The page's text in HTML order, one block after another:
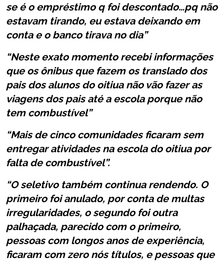
se é o empréstimo q foi descontado…pq não
estavam tirando, eu estava deixando em
conta e o banco tirava no dia”
“Neste exato momento recebi informações
que os ônibus que fazem os translado dos
pais dos alunos do oitiua não vão fazer as
viagens dos pais até a escola porque não
tem combustível”
“Mais de cinco comunidades ficaram sem
entregar atividades na escola do oitiua por
falta de combustível”.
“O seletivo também continua rendendo. O
primeiro foi anulado, por conta de multas
irregularidades, o segundo foi outra
palhaçada, parecido com o primeiro,
pessoas com longos anos de experiência,
ficaram com zero nós títulos, e pessoas que